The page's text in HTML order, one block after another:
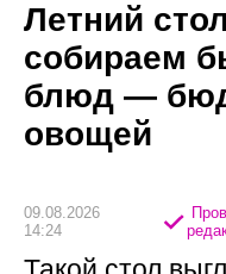
Летний
собираем
блюд —
овощей
09.08.2026
14:24